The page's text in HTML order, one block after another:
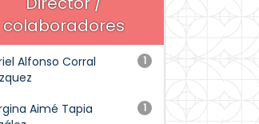
colaboradores
1
Alfonso Corral
1
Aimé Tapia